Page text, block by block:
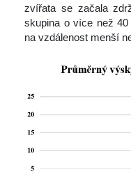
zvířata se začala
kupina o více než 40
na vzdálenost menší